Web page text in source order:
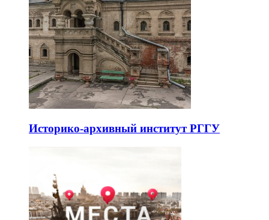
Историко-архивный институт РГГУ